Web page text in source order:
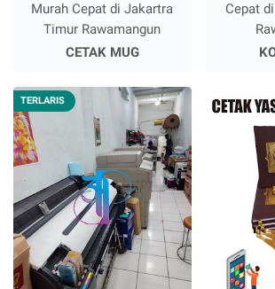
Murah Cepat di Jakartra
Timur Rawamangun
CETAK MUG
Cepat
TERLARIS